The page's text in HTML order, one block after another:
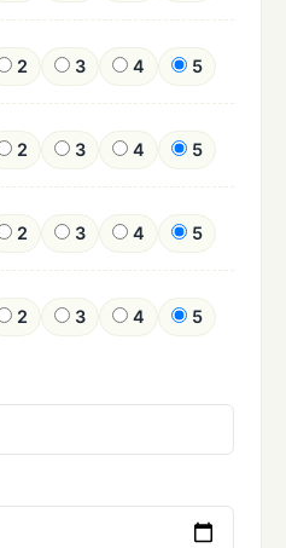
2 3 4 5
2 3 4 5
2 3 4 5
2 3 4 5